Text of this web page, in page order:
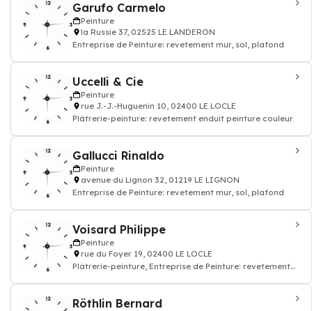
Garufo Carmelo
Peinture
la Russie 37, 02525 LE LANDERON
Entreprise de Peinture: revetement mur, sol, plafond
Uccelli & Cie
Peinture
rue J.-J.-Huguenin 10, 02400 LE LOCLE
Plâtrerie-peinture: revetement enduit peinture couleur
Gallucci Rinaldo
Peinture
avenue du Lignon 32, 01219 LE LIGNON
Entreprise de Peinture: revetement mur, sol, plafond
Voisard Philippe
Peinture
rue du Foyer 19, 02400 LE LOCLE
Plâtrerie-peinture, Entreprise de Peinture: revetement
Röthlin Bernard